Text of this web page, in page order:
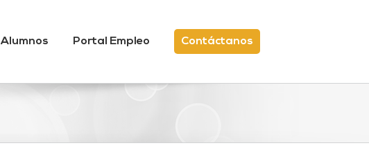
Alumnos Portal Empleo Contáctanos